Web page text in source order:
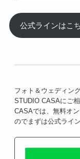
公式ラインはこ
フォト＆ウェディン
STUDIO CASAにご相
CASAでは、無料オ
のでまずは公式ライ